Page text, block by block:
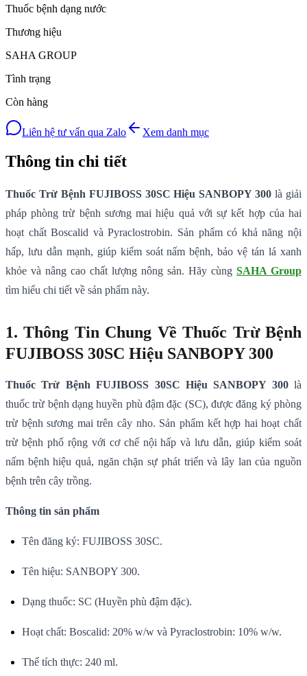
Thuốc bệnh dạng nước
Thương hiệu
SAHA GROUP
Tình trạng
Còn hàng
Liên hệ tư vấn qua Zalo Xem danh mục
Thông tin chi tiết
Thuốc Trừ Bệnh FUJIBOSS 30SC Hiệu SANBOPY 300 là giải
pháp phòng trừ bệnh sương mai hiệu quả với sự kết hợp của hai
hoạt chất Boscalid và Pyraclostrobin. Sản phẩm có khả năng nội
hấp, lưu dẫn mạnh, giúp kiểm soát nấm bệnh, bảo vệ tán lá xanh
khỏe và nâng cao chất lượng nông sản. Hãy cùng SAHA Group
tìm hiểu chi tiết về sản phẩm này.
1. Thông Tin Chung Về Thuốc Trừ Bệnh
FUJIBOSS 30SC Hiệu SANBOPY 300
Thuốc Trừ Bệnh FUJIBOSS 30SC Hiệu SANBOPY 300là
thuốc trừ bệnh dạng huyền phù đậm đặc (SC), được đăng ký phòng
trừ bệnh sương mai trên cây nho. Sản phẩm kết hợp hai hoạt chất
trừ bệnh phổ rộng với cơ chế nội hấp và lưu dẫn, giúp kiểm soát
nấm bệnh hiệu quả, ngăn chặn sự phát triển và lây lan của nguồn
bệnh trên cây trồng.
Thông tin sản phẩm
Tên đăng ký: FUJIBOSS 30SC.
Tên hiệu: SANBOPY 300.
Dạng thuốc: SC (Huyền phù đậm đặc).
Hoạt chất: Boscalid: 20% w/w và Pyraclostrobin: 10% w/w.
Thể tích thực: 240 ml.